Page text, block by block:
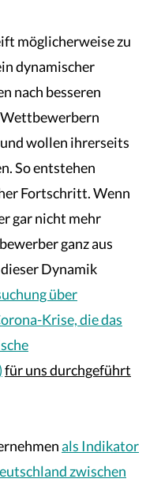
möglicherweise zu
dynamischer
nach besseren
Wettbewerbern
wollen ihrerseits
So entstehen
Fortschritt. Wenn
gar nicht mehr
ganz aus
Dynamik
über
Krise, die das
für uns durchgeführt
als Indikator
zwischen